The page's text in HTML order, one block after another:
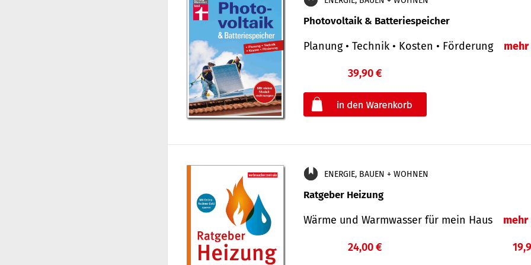
Photovoltaik & Batteriespeicher
Planung • Technik • Kosten • Förderung mehr
39,90 €
ENERGIE, BAUEN + WOHNEN
Ratgeber Heizung
Wärme und Warmwasser für mein Haus mehr
24,00 €